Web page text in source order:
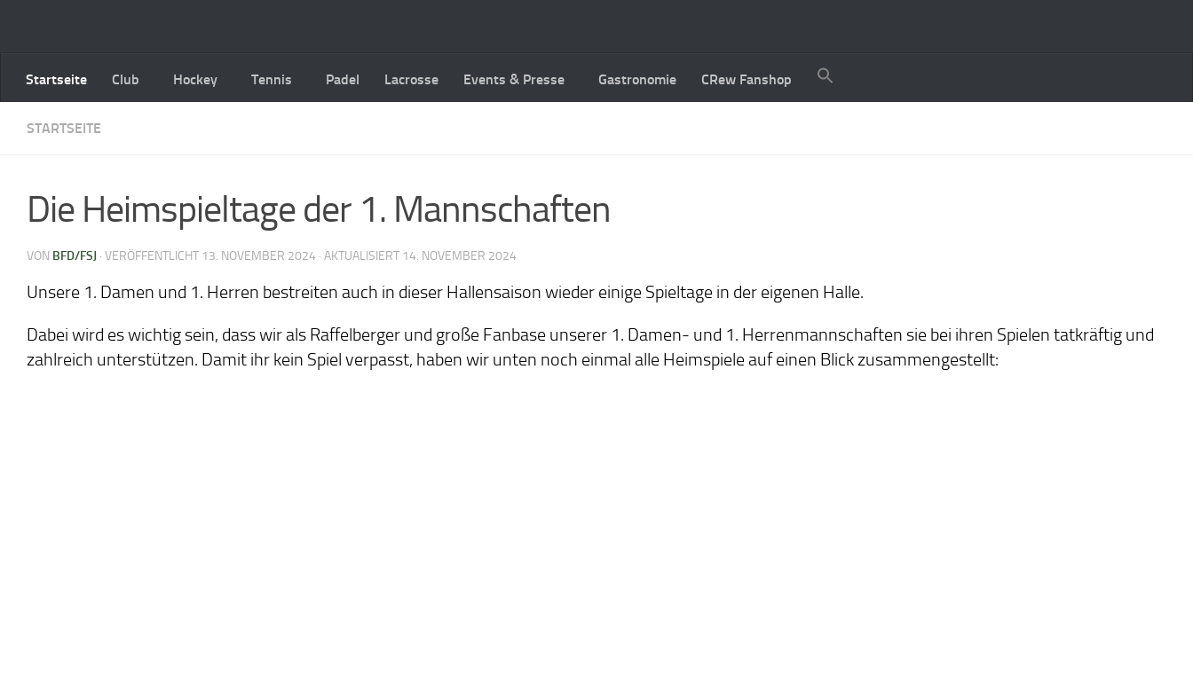
Startseite Club Hockey Tennis Padel Lacrosse Events & Presse Gastronomie CRew Fanshop
STARTSEITE
Die Heimspieltage der 1. Mannschaften
VON BFD/FSJ · VERÖFFENTLICHT 13. NOVEMBER 2024 · AKTUALISIERT 14. NOVEMBER 2024
Unsere 1. Damen und 1. Herren bestreiten auch in dieser Hallensaison wieder einige Spieltage in der eigenen Halle.
Dabei wird es wichtig sein, dass wir als Raffelberger und große Fanbase unserer 1. Damen- und 1. Herrenmannschaften sie bei ihren Spielen tatkräftig und
zahlreich unterstützen. Damit ihr kein Spiel verpasst, haben wir unten noch einmal alle Heimspiele auf einen Blick zusammengestellt: